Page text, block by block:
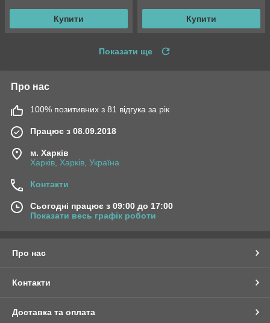
Купити Купити
Показати ще
Про нас
100% позитивних з 81 відгука за рік
Працює з 08.09.2018
м. Харків
Харків, Харків, Україна
Контакти
Сьогодні працює з 09:00 до 17:00
Показати весь графік роботи
Про нас
Контакти
Доставка та оплата